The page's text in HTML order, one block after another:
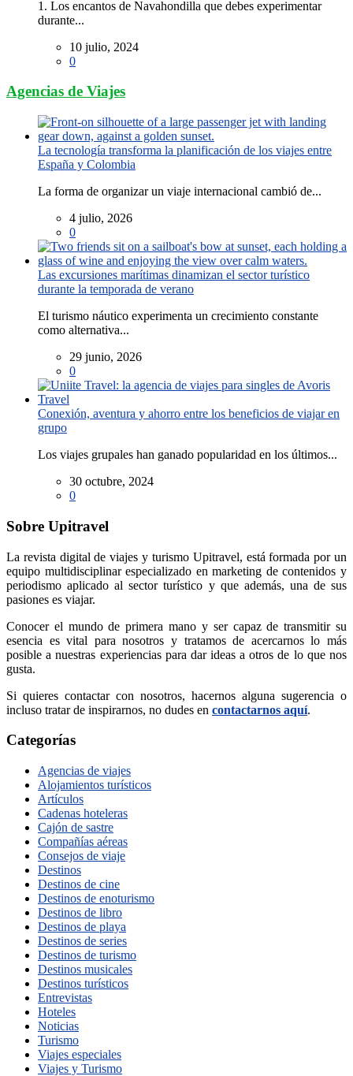
1. Los encantos de Navahondilla que debes experimentar
durante...
10 julio, 2024
0
Agencias de Viajes
La tecnología transforma la planificación de los viajes entre
España y Colombia
La forma de organizar un viaje internacional cambió de...
4 julio, 2026
0
Las excursiones marítimas dinamizan el sector turístico
durante la temporada de verano
El turismo náutico experimenta un crecimiento constante
como alternativa...
29 junio, 2026
0
Conexión, aventura y ahorro entre los beneficios de viajar en
grupo
Los viajes grupales han ganado popularidad en los últimos...
30 octubre, 2024
0
Sobre Upitravel
La revista digital de viajes y turismo Upitravel, está formada por un
equipo multidisciplinar especializado en marketing de contenidos y
periodismo aplicado al sector turístico y que además, una de sus
pasiones es viajar.
Conocer el mundo de primera mano y ser capaz de transmitir su
esencia es vital para nosotros y tratamos de acercarnos lo más
posible a nuestras experiencias para dar ideas a otros de lo que nos
gusta.
Si quieres contactar con nosotros, hacernos alguna sugerencia o
incluso tratar de inspirarnos, no dudes en contactarnos aquí.
Categorías
Agencias de viajes
Alojamientos turísticos
Artículos
Cadenas hoteleras
Cajón de sastre
Compañías aéreas
Consejos de viaje
Destinos
Destinos de cine
Destinos de enoturismo
Destinos de libro
Destinos de playa
Destinos de series
Destinos de turismo
Destinos musicales
Destinos turísticos
Entrevistas
Hoteles
Noticias
Turismo
Viajes especiales
Viajes y Turismo